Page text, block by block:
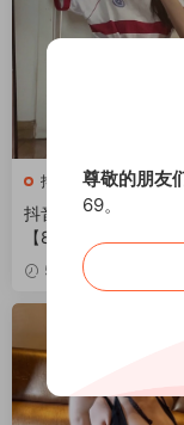
抖音反差合集
抖音不爱穿shoes微密
【830P 79V 1.3G】
5天前
尊敬的朋友
69。